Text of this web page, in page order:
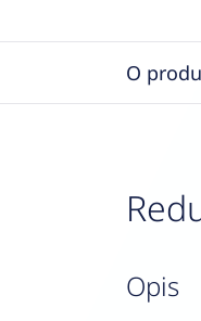
O
opis